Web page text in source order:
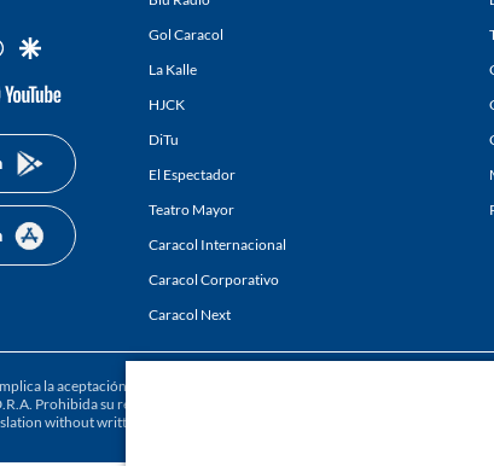
whatsapp
google
youtube-
Gol Caracol
La Kalle
HJCK
DiTu
El Espectador
Teatro Mayor
Caracol Internacional
Caracol Corporativo
Caracol Next
la aceptación de los
Prohibida su reproducción total o parcial, así como su traducción a
without written permission is prohibited. All rights reserved 2025.